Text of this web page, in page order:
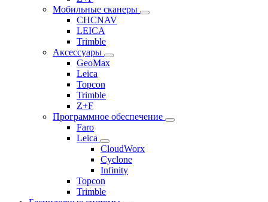
Мобильные сканеры
CHCNAV
LEICA
Trimble
Аксессуары
GeoMax
Leica
Topcon
Trimble
Z+F
Программное обеспечение
Faro
Leica
CloudWorx
Cyclone
Infinity
Topcon
Trimble